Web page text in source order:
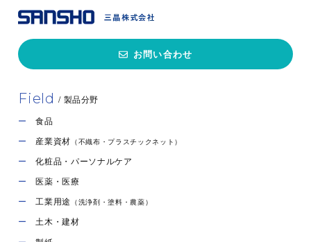
お問い合わせ
Field / 製品分野
食品
産業資材 （不織布・プラスチックネット）
化粧品・パーソナルケア
医薬・医療
工業用途 （洗浄剤・塗料・農薬）
土木・建材